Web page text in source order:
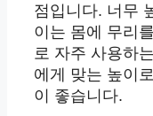
점입니다. 너무
이는 몸에 무리
로 자주 사용하
에게 맞는 높이
이 좋습니다.